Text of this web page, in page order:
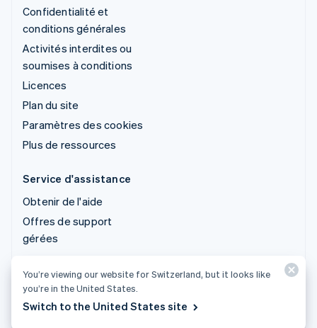
Confidentialité et
conditions générales
Activités interdites ou
soumises à conditions
Licences
Plan du site
Paramètres des cookies
Plus de ressources
Service d'assistance
Obtenir de l'aide
Offres de support
gérées
© 2026 Stripe, LLC
You’re viewing our website for Switzerland, but it looks like
you’re in the United States.
Switch to the United States site